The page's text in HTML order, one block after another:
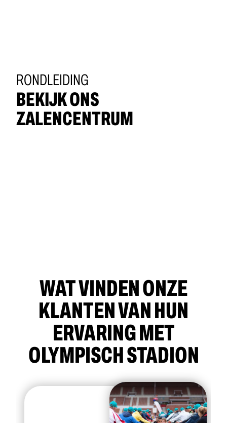
RONDLEIDING
BEKIJK ONS
ZALENCENTRUM
WAT VINDEN ONZE
KLANTEN VAN HUN
ERVARING MET
OLYMPISCH STADION